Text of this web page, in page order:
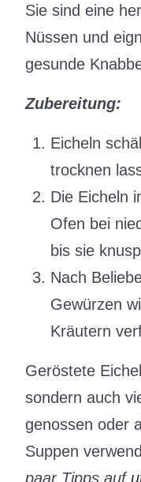
Sie sind eine
Nüssen und
gesunde
Zubereitung:
Eicheln
trocknen
Die Eicheln
Ofen bei
bis sie
Nach
Gewürzen
Kräutern
Geröstete
sondern auch
genossen oder
Suppen
paar Tipps auf